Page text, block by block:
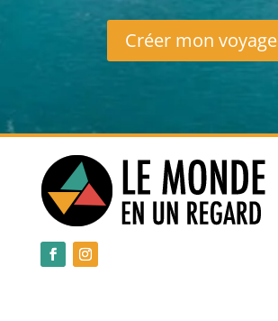
Créer mon voyage